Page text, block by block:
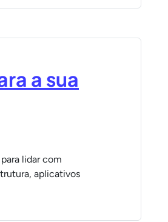
a sua
lidar com
aplicativos